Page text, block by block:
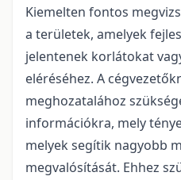
Kiemelten fontos
a területek, amelyek
jelentenek korlátokat
eléréséhez. A
meghozatalához
információkra, mely
melyek segítik nagyobb
megvalósítását. Ehhez